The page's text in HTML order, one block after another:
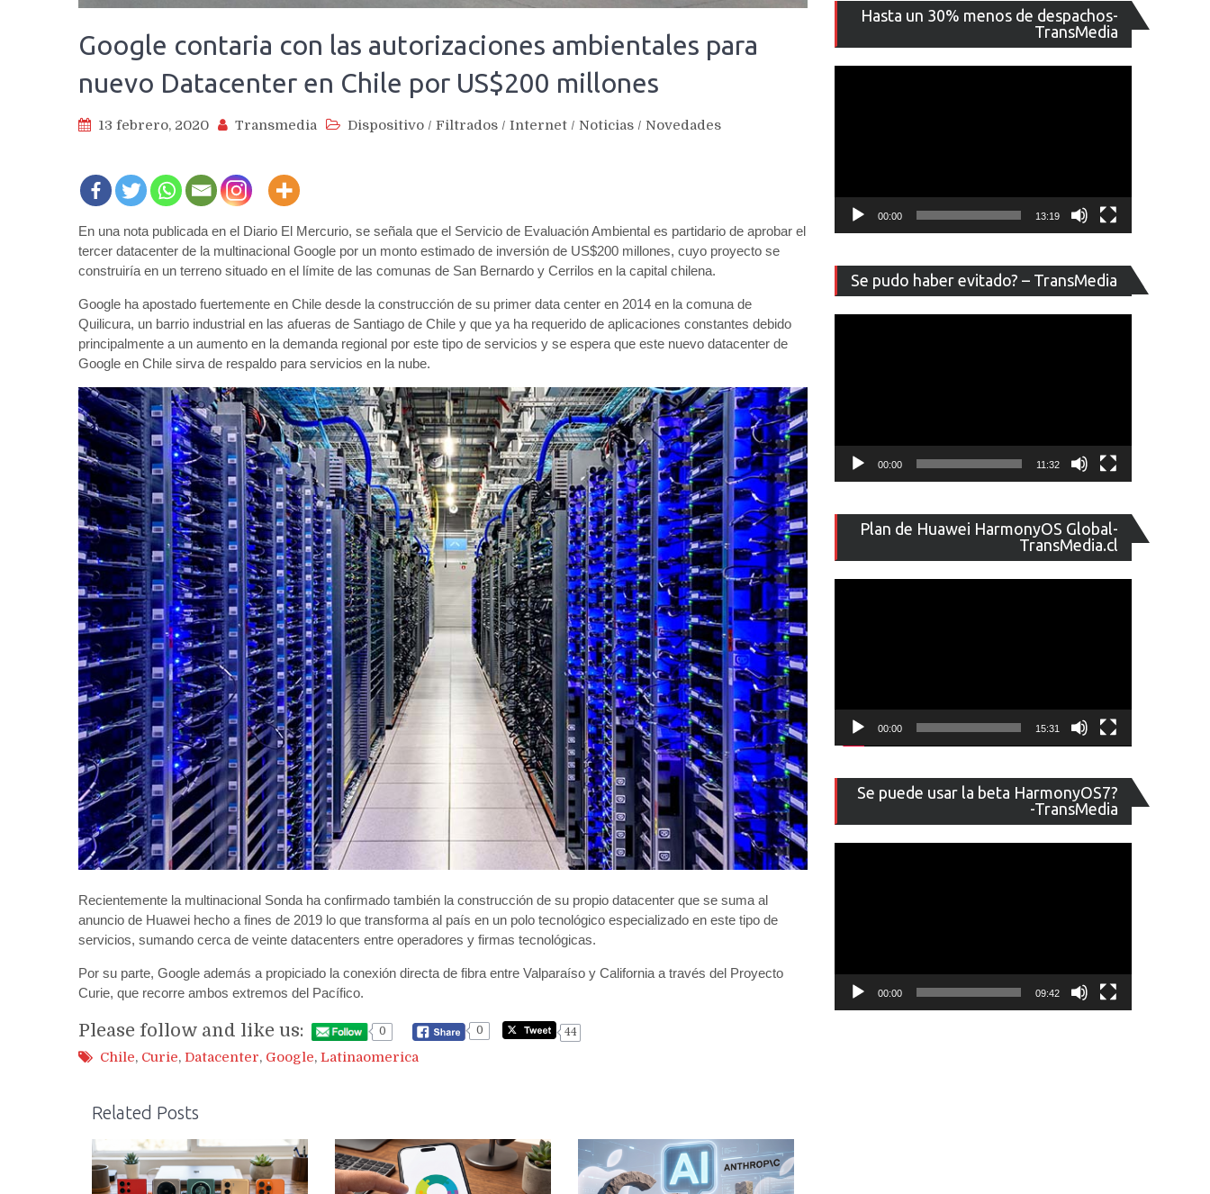
Google contaria con las autorizaciones ambientales para
nuevo Datacenter en Chile por US$200 millones
13 febrero, 2020 Transmedia Dispositivo / Filtrados / Internet / Noticias / Novedades
En una nota publicada en el Diario El Mercurio, se señala que el Servicio de Evaluación Ambiental es partidario de aprobar el
tercer datacenter de la multinacional Google por un monto estimado de inversión de US$200 millones, cuyo proyecto se
construiría en un terreno situado en el límite de las comunas de San Bernardo y Cerrilos en la capital chilena.
Google ha apostado fuertemente en Chile desde la construcción de su primer data center en 2014 en la comuna de
Quilicura, un barrio industrial en las afueras de Santiago de Chile y que ya ha requerido de aplicaciones constantes debido
principalmente a un aumento en la demanda regional por este tipo de servicios y se espera que este nuevo datacenter de
Google en Chile sirva de respaldo para servicios en la nube.
Recientemente la multinacional Sonda ha confirmado también la construcción de su propio datacenter que se suma al
anuncio de Huawei hecho a fines de 2019 lo que transforma al país en un polo tecnológico especializado en este tipo de
servicios, sumando cerca de veinte datacenters entre operadores y firmas tecnológicas.
Por su parte, Google además a propiciado la conexión directa de fibra entre Valparaíso y California a través del Proyecto
Curie, que recorre ambos extremos del Pacífico.
Please follow and like us: 0 0 44
Chile, Curie, Datacenter, Google, Latinaomerica
Related Posts
Hasta un 30% menos de despachos-
TransMedia
de
vídeo
00:00 13:19
Se pudo haber evitado? – TransMedia
de
vídeo
00:00 11:32
Plan de Huawei HarmonyOS Global-
TransMedia.cl
de
vídeo
00:00 15:31
Se puede usar la beta HarmonyOS7?
-TransMedia
de
vídeo
00:00 09:42